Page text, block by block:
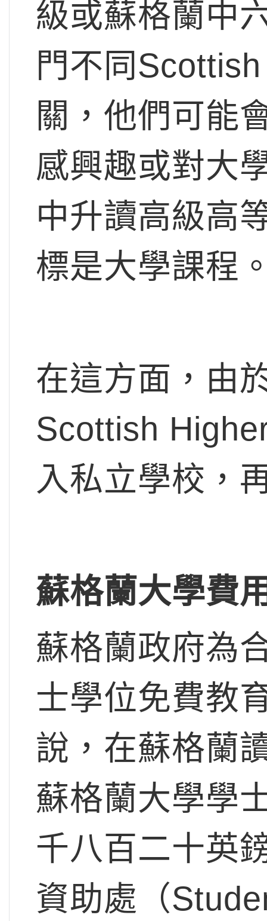
級或蘇格蘭中
門不同
關，他們可能
感興趣或對大
中升讀高級高
標是大學課程
在這方面，由
Scottish
入私立學校，
蘇格蘭大學費
蘇格蘭政府為
士學位免費教
說，在蘇格蘭
蘇格蘭大學學
千八百二十英
資助處（